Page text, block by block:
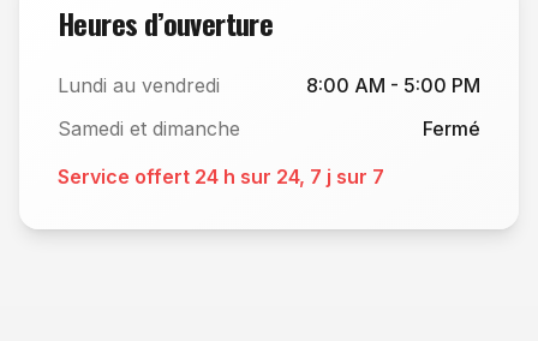
Heures d’ouverture
Lundi au vendredi
8:00 AM - 5:00 PM
Samedi et dimanche
Fermé
Service offert 24 h sur 24, 7 j sur 7